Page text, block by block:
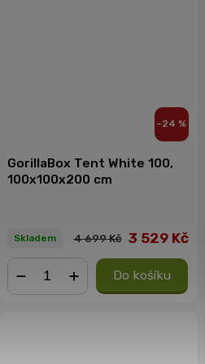
–24 %
GorillaBox Tent White 100,
100x100x200 cm
Skladem 4 699 Kč 3 529 Kč
Do košíku